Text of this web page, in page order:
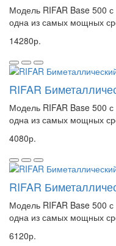
Модель RIFAR Base 500
одна из самых мощных
14280р.
RIFAR
Модель RIFAR Base 500
одна из самых мощных
4080р.
RIFAR
Модель RIFAR Base 500
одна из самых мощных
6120р.